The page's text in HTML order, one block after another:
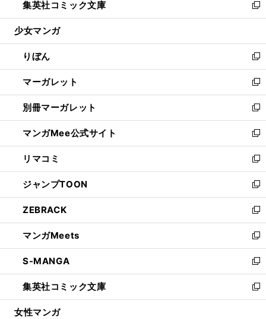
く
で
開
ド
ウ
開
く
ィ
ン
ウ
で
開
く
い
ウ
ン
ド
ウ
で
開
く
集英社コミック文庫
新
し
ウ
ィ
ン
ド
ウ
で
開
く
少女マンガ
りぼん
新
し
い
ウ
ィ
ン
ド
ウ
で
開
く
マーガレット
新
し
い
ウ
ィ
ン
ド
ウ
で
開
く
別冊マーガレット
新
し
い
ウ
ィ
ン
ド
ウ
で
開
く
マンガMee公式サイト
新
し
い
ウ
ィ
ン
ド
ウ
で
開
く
リマコミ
新
し
い
ウ
ィ
ン
ド
ウ
で
開
く
ジャンプTOON
新
し
い
ウ
ィ
ン
ド
ウ
で
開
ZEBRACK
新
し
い
ウ
ィ
ン
ド
ウ
マンガMeets
新
し
い
ウ
ィ
ン
S-MANGA
新
し
い
ウ
集英社コミック文庫
新
し
女性マンガ